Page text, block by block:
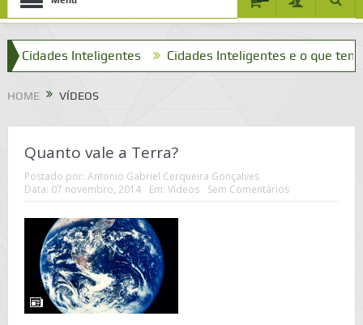
Inteligentes Cidades Inteligentes e o que tenho a
HOME VÍDEOS
Quanto vale a Terra?
Postado por: Antonio Gabriel Cerqueira Gonçalves
Data: 07 novembro, 2014 Em: Vídeos Sem Comentários